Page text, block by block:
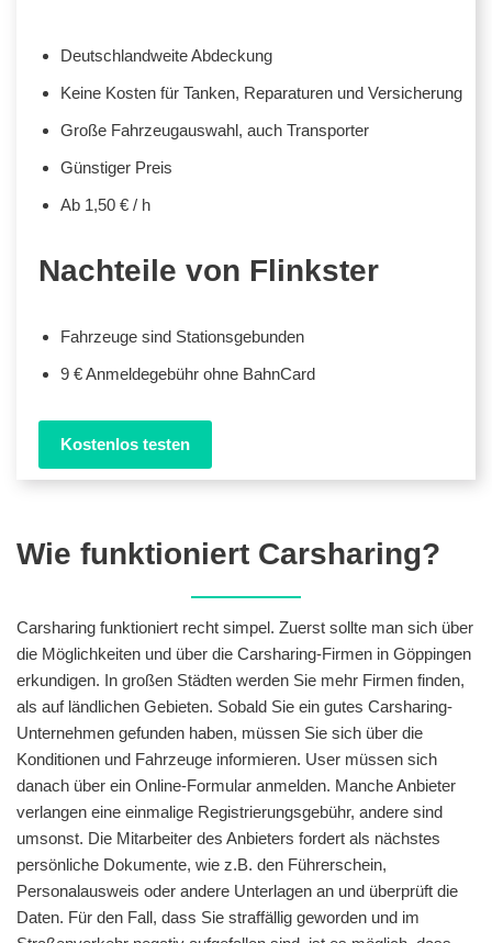
Deutschlandweite Abdeckung
Keine Kosten für Tanken, Reparaturen und Versicherung
Große Fahrzeugauswahl, auch Transporter
Günstiger Preis
Ab 1,50 € / h
Nachteile von Flinkster
Fahrzeuge sind Stationsgebunden
9 € Anmeldegebühr ohne BahnCard
Kostenlos testen
Wie funktioniert Carsharing?
Carsharing funktioniert recht simpel. Zuerst sollte man sich über
die Möglichkeiten und über die Carsharing-Firmen in Göppingen
erkundigen. In großen Städten werden Sie mehr Firmen finden,
als auf ländlichen Gebieten. Sobald Sie ein gutes Carsharing-
Unternehmen gefunden haben, müssen Sie sich über die
Konditionen und Fahrzeuge informieren. User müssen sich
danach über ein Online-Formular anmelden. Manche Anbieter
verlangen eine einmalige Registrierungsgebühr, andere sind
umsonst. Die Mitarbeiter des Anbieters fordert als nächstes
persönliche Dokumente, wie z.B. den Führerschein,
Personalausweis oder andere Unterlagen an und überprüft die
Daten. Für den Fall, dass Sie straffällig geworden und im